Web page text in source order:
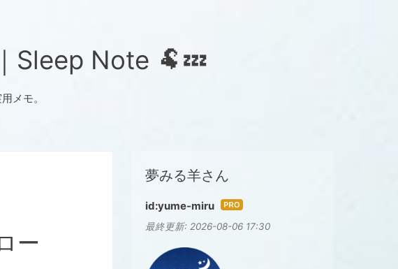
Sleep Note 🐏💤
メモ。
ー
夢みる羊さん
id:yume-miru はて
なブ
最終更新: 2026-08-06 17:30